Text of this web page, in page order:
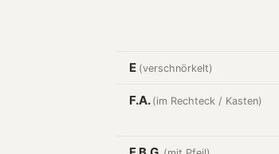
E (verschnörkelt)
F.A. (im Rechteck / Kasten)